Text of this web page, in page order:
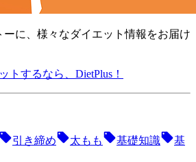
に、様々なダイエット情報をお届け
トするなら、DietPlus！
引き締め 太もも 基礎知識
基